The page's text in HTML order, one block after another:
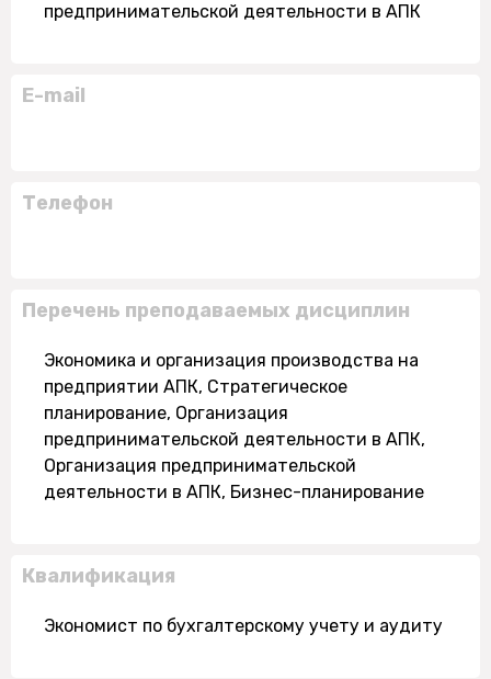
предпринимательской деятельности в АПК
E-mail
Телефон
Перечень преподаваемых дисциплин
Экономика и организация производства на
предприятии АПК, Стратегическое
планирование, Организация
предпринимательской деятельности в АПК,
Организация предпринимательской
деятельности в АПК, Бизнес-планирование
Квалификация
Экономист по бухгалтерскому учету и аудиту